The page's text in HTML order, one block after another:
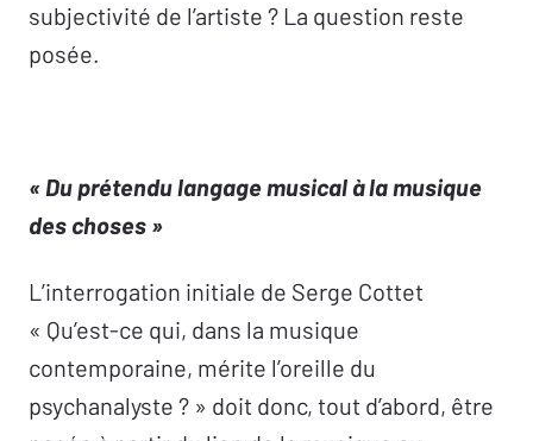
subjectivité de l’artiste ? La question reste
posée.
« Du prétendu langage musical à la musique
des choses »
L’interrogation initiale de Serge Cottet
« Qu’est-ce qui, dans la musique
contemporaine, mérite l’oreille du
psychanalyste ? » doit donc, tout d’abord, être